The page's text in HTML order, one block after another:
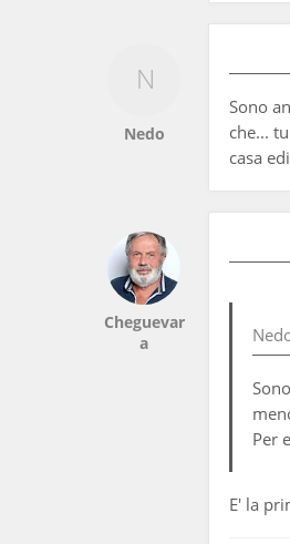
Nedo
Sono
che...
casa
Cheguevar
a
Per
E' la